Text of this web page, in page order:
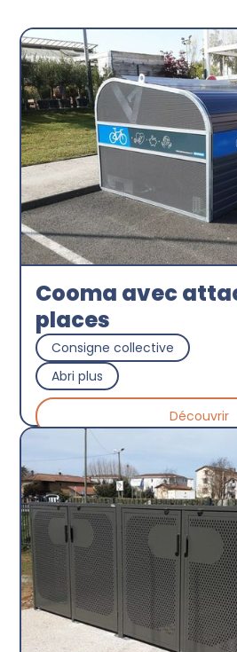
Cooma avec
places
Consigne collective
Abri plus
Découvrir